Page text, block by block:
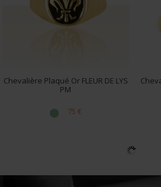
Chevalière Plaqué Or FLEUR DE LYS
PM
75 €